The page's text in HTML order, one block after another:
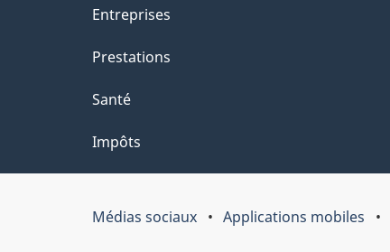
Entreprises
Prestations
Santé
Impôts
Organisation
Médias sociaux Applications mobiles